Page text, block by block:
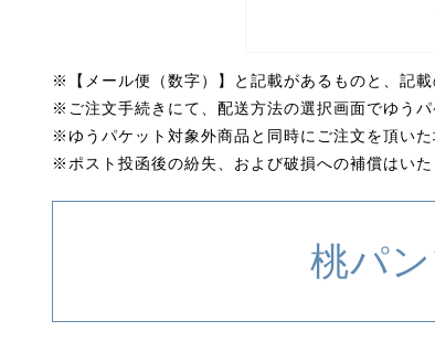
※【メール便（数字）】と記載があるものと、記
※ご注文手続きにて、配送方法の選択画面でゆうパ
※ゆうパケット対象外商品と同時にご注文を頂い
※ポスト投函後の紛失、および破損への補償はいた
桃パ